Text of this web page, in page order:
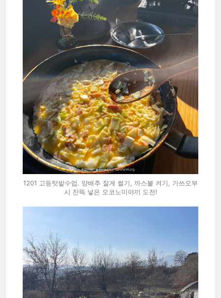
1201 고등텃밭수업. 양배추 잘게 썰기, 까스불 켜기, 가쓰오부
시 잔뜩 넣은 오코노미야끼 도전!